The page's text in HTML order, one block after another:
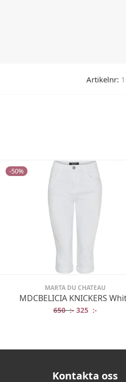
Artikelnr:
279,95 :-.
-50%
MARTA DU CHATEAU
MDCBELICIA KNICKERS
650:- Det
325 :-
Kontakta oss